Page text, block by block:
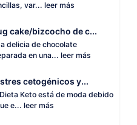
var... leer más
cake/bizcocho de c...
delicia de chocolate
en una... leer más
cetogénicos y...
Keto está de moda debido
e... leer más